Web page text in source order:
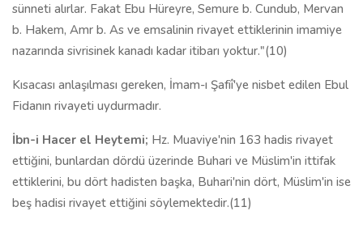
sünneti alırlar. Fakat Ebu Hüreyre, Semure b. Cundub, Mervan
b. Hakem, Amr b. As ve emsalinin rivayet ettiklerinin imamiye
nazarında sivrisinek kanadı kadar itibarı yoktur."(10)
Kısacası anlaşılması gereken, İmam-ı Şafiî'ye nisbet edilen Ebul
Fidanın rivayeti uydurmadır.
İbn-i Hacer el Heytemi; Hz. Muaviye'nin 163 hadis rivayet
ettiğini, bunlardan dördü üzerinde Buhari ve Müslim'in ittifak
ettiklerini, bu dört hadisten başka, Buhari'nin dört, Müslim'in ise
beş hadisi rivayet ettiğini söylemektedir.(11)